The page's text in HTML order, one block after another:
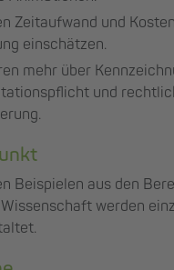
Zeitaufwand und
einschätzen.
mehr über
und
Beispielen aus den
werden